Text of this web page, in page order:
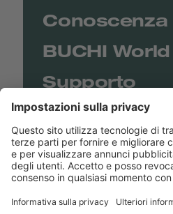
Conoscenza
BUCHI World
Supporto
Shop
Contact us